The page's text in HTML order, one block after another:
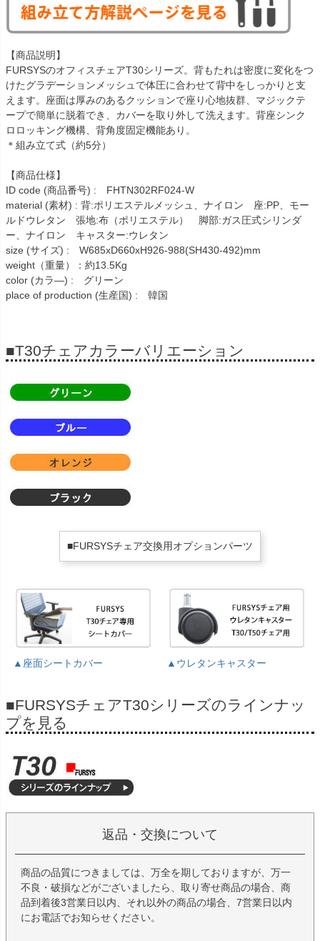
【商品説明】
FURSYSのオフィスチェアT30シリーズ。背もたれは密度に変化をつ
けたグラデーションメッシュで体圧に合わせて背中をしっかりと支
えます。座面は厚みのあるクッションで座り心地抜群、マジックテ
ープで簡単に脱着でき、カバーを取り外して洗えます。背座シンク
ロロッキング機構、背角度固定機能あり。
＊組み立て式（約5分）
【商品仕様】
ID code (商品番号) : FHTN302RF024-W
material (素材) : 背:ポリエステルメッシュ、ナイロン 座:PP、モー
ルドウレタン 張地:布（ポリエステル） 脚部:ガス圧式シリンダ
ー、ナイロン キャスター:ウレタン
size (サイズ) : W685xD660xH926-988(SH430-492)mm
weight（重量）：約13.5Kg
color (カラ―) : グリーン
place of production (生産国) : 韓国
■T30チェアカラーバリエーション
■FURSYSチェア交換用オプションパーツ
▲座面シートカバー ▲ウレタンキャスター
■FURSYSチェアT30シリーズのラインナッ
プを見る
返品・交換について
商品の品質につきましては、万全を期しておりますが、万一
不良・破損などがございましたら、取り寄せ商品の場合、商
品到着後3営業日以内、それ以外の商品の場合、7営業日以内
にお電話でお知らせください。